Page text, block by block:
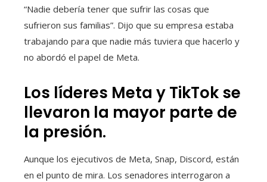
“Nadie debería tener que sufrir las cosas que
sufrieron sus familias”. Dijo que su empresa estaba
trabajando para que nadie más tuviera que hacerlo y
no abordó el papel de Meta.
Los líderes Meta y TikTok se
llevaron la mayor parte de
la presión.
Aunque los ejecutivos de Meta, Snap, Discord, están
en el punto de mira. Los senadores interrogaron a